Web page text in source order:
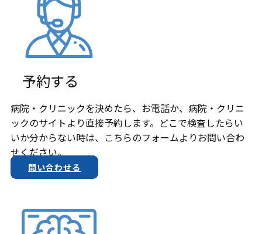
予約する
病院・クリニックを決めたら、お電話か、​病院・クリニ
ックのサイトより直接予約します。どこで検査したらい
いか分からない時は、こちらのフォームよりお問い合わ
せください。
問い合わせる